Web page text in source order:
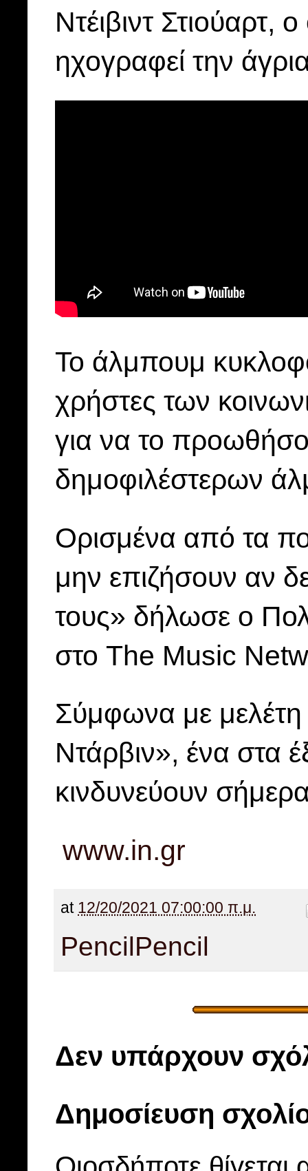
Ντέιβιντ Στιούαρτ,
ηχογραφεί την
Το άλμπουμ
χρήστες των
για να το
δημοφιλέστερων
Ορισμένα από τα
μην επιζήσουν αν
τους» δήλωσε ο
στο The Music
Σύμφωνα με μελέτη
Ντάρβιν», ένα στα
κινδυνεύουν
www.in.gr
at 12/20/2021 07:00:00 π.μ.
PencilPencil
Δεν υπάρχουν
Δημοσίευση